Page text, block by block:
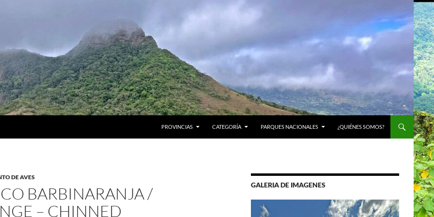
PROVINCIAS CATEGORÍA PARQUES NACIONALES ¿QUIÉNES SOMOS?
DE AVES
BARBINARANJA /
– CHINNED
GALERIA DE IMAGENES